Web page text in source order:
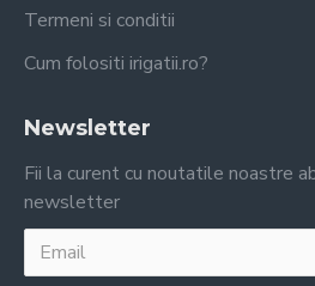
Termeni si conditii
Cum folositi irigatii.ro?
Newsletter
Fii la curent cu noutatile noastre
newsletter